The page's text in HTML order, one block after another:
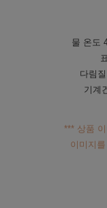
물 온도
다림
기계
*** 상품
이미지